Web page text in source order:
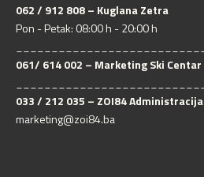
062 / 912 808 – Kuglana Zetra
Pon - Petak: 08:00 h - 20:00 h
061/ 614 002 – Marketing Ski Centar
033 / 212 035 – ZOI84 Administracija
marketing@zoi84.ba